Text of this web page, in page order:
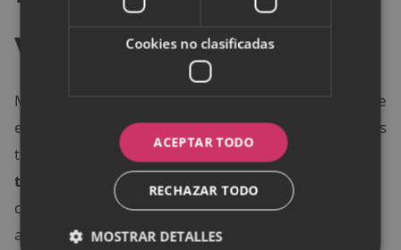
vulva y el parto
Muchas mujeres se preguntan qué sucedería durante
el parto en caso de tenervarices vulvares.
Si este es
tu caso, no te alarmes.El parto natural suele
transcurrir sin complicaciones relacionadas
directamente con estas varices. Con los
antecedentes de este problema, el obstetra y la
Cookies no clasificadas
ACEPTAR TODO
RECHAZAR TODO
MOSTRAR DETALLES